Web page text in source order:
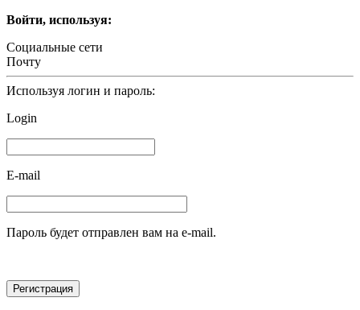
Войти, используя:
Социальные сети
Почту
Используя логин и пароль:
Login
E-mail
Пароль будет отправлен вам на e-mail.